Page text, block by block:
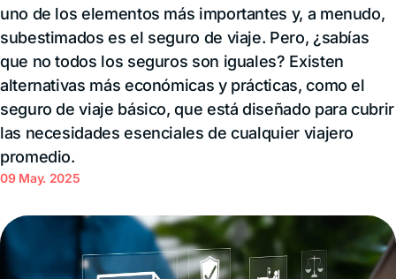
uno de los elementos más importantes y, a menudo,
subestimados es el seguro de viaje. Pero, ¿sabías
que no todos los seguros son iguales? Existen
alternativas más económicas y prácticas, como el
seguro de viaje básico, que está diseñado para cubrir
las necesidades esenciales de cualquier viajero
promedio.
09 May. 2025